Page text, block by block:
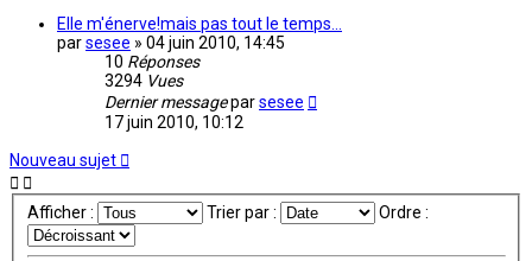
Elle m'énerve!mais pas tout le temps...
parsesee » 04 juin 2010, 14:45
10 Réponses
3294 Vues
Dernier messageparsesee
17 juin 2010, 10:12
Nouveau sujet
Afficher : Trier par : Ordre :